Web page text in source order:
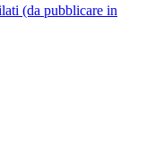
(da pubblicare in